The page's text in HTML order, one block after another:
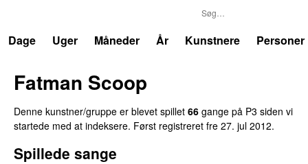
Dage
Uger Måneder År Kunstnere Personer
Fatman Scoop
Denne kunstner/gruppe er blevet spillet 66 gange på P3 siden vi
startede med at indeksere. Først registreret fre 27. jul 2012.
Spillede sange